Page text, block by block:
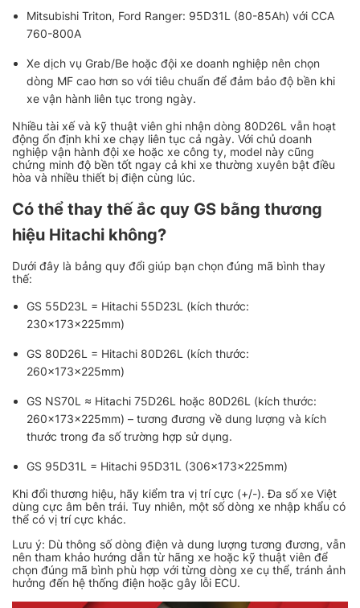
Mitsubishi Triton, Ford Ranger: 95D31L (80-85Ah) với CCA
760-800A
Xe dịch vụ Grab/Be hoặc đội xe doanh nghiệp nên chọn
dòng MF cao hơn so với tiêu chuẩn để đảm bảo độ bền khi
xe vận hành liên tục trong ngày.
Nhiều tài xế và kỹ thuật viên ghi nhận dòng 80D26L vẫn hoạt
động ổn định khi xe chạy liên tục cả ngày. Với chủ doanh
nghiệp vận hành đội xe hoặc xe công ty, model này cũng
chứng minh độ bền tốt ngay cả khi xe thường xuyên bật điều
hòa và nhiều thiết bị điện cùng lúc.
Có thể thay thế ắc quy GS bằng thương
hiệu Hitachi không?
Dưới đây là bảng quy đổi giúp bạn chọn đúng mã bình thay
thế:
GS 55D23L = Hitachi 55D23L (kích thước:
230x173x225mm)
GS 80D26L = Hitachi 80D26L (kích thước:
260x173x225mm)
GS NS70L ≈ Hitachi 75D26L hoặc 80D26L (kích thước:
260x173x225mm) – tương đương về dung lượng và kích
thước trong đa số trường hợp sử dụng.
GS 95D31L = Hitachi 95D31L (306x173x225mm)
Khi đổi thương hiệu, hãy kiểm tra vị trí cực (+/-). Đa số xe Việt
dùng cực âm bên trái. Tuy nhiên, một số dòng xe nhập khẩu có
thể có vị trí cực khác.
Lưu ý: Dù thông số dòng điện và dung lượng tương đương, vẫn
nên tham khảo hướng dẫn từ hãng xe hoặc kỹ thuật viên để
chọn đúng mã bình phù hợp với từng dòng xe cụ thể, tránh ảnh
hưởng đến hệ thống điện hoặc gây lỗi ECU.